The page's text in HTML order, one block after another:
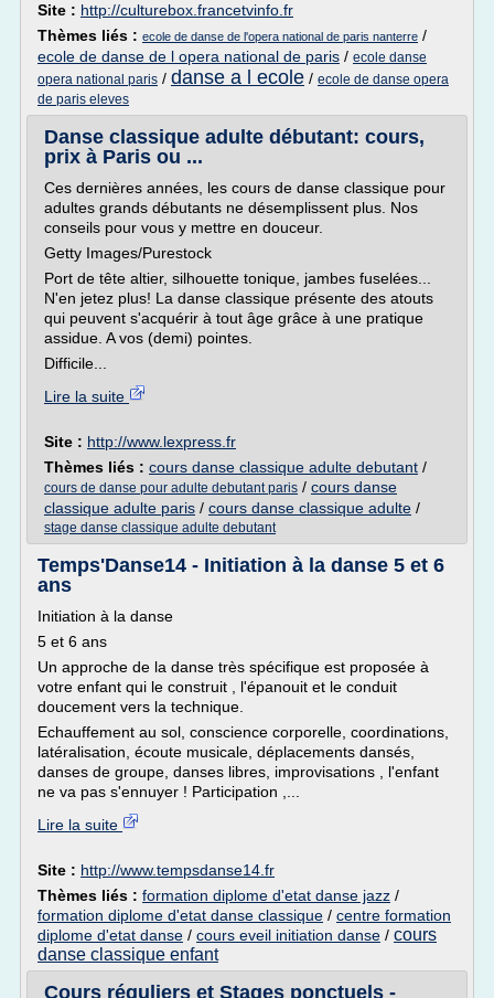
Site : http://culturebox.francetvinfo.fr
Thèmes liés : ecole de danse de l'opera national de paris nanterre /
ecole de danse de l opera national de paris / ecole danse
opera national paris / danse a l ecole / ecole de danse opera
de paris eleves
Danse classique adulte débutant: cours,
prix à Paris ou ...
Ces dernières années, les cours de danse classique pour
adultes grands débutants ne désemplissent plus. Nos
conseils pour vous y mettre en douceur.
Getty Images/Purestock
Port de tête altier, silhouette tonique, jambes fuselées...
N'en jetez plus! La danse classique présente des atouts
qui peuvent s'acquérir à tout âge grâce à une pratique
assidue. A vos (demi) pointes.
Difficile...
Lire la suite
Site : http://www.lexpress.fr
Thèmes liés : cours danse classique adulte debutant /
cours de danse pour adulte debutant paris / cours danse
classique adulte paris / cours danse classique adulte /
stage danse classique adulte debutant
Temps'Danse14 - Initiation à la danse 5 et 6
ans
Initiation à la danse
5 et 6 ans
Un approche de la danse très spécifique est proposée à
votre enfant qui le construit , l'épanouit et le conduit
doucement vers la technique.
Echauffement au sol, conscience corporelle, coordinations,
latéralisation, écoute musicale, déplacements dansés,
danses de groupe, danses libres, improvisations , l'enfant
ne va pas s'ennuyer ! Participation ,...
Lire la suite
Site : http://www.tempsdanse14.fr
Thèmes liés : formation diplome d'etat danse jazz /
formation diplome d'etat danse classique / centre formation
diplome d'etat danse / cours eveil initiation danse / cours
danse classique enfant
Cours réguliers et Stages ponctuels -